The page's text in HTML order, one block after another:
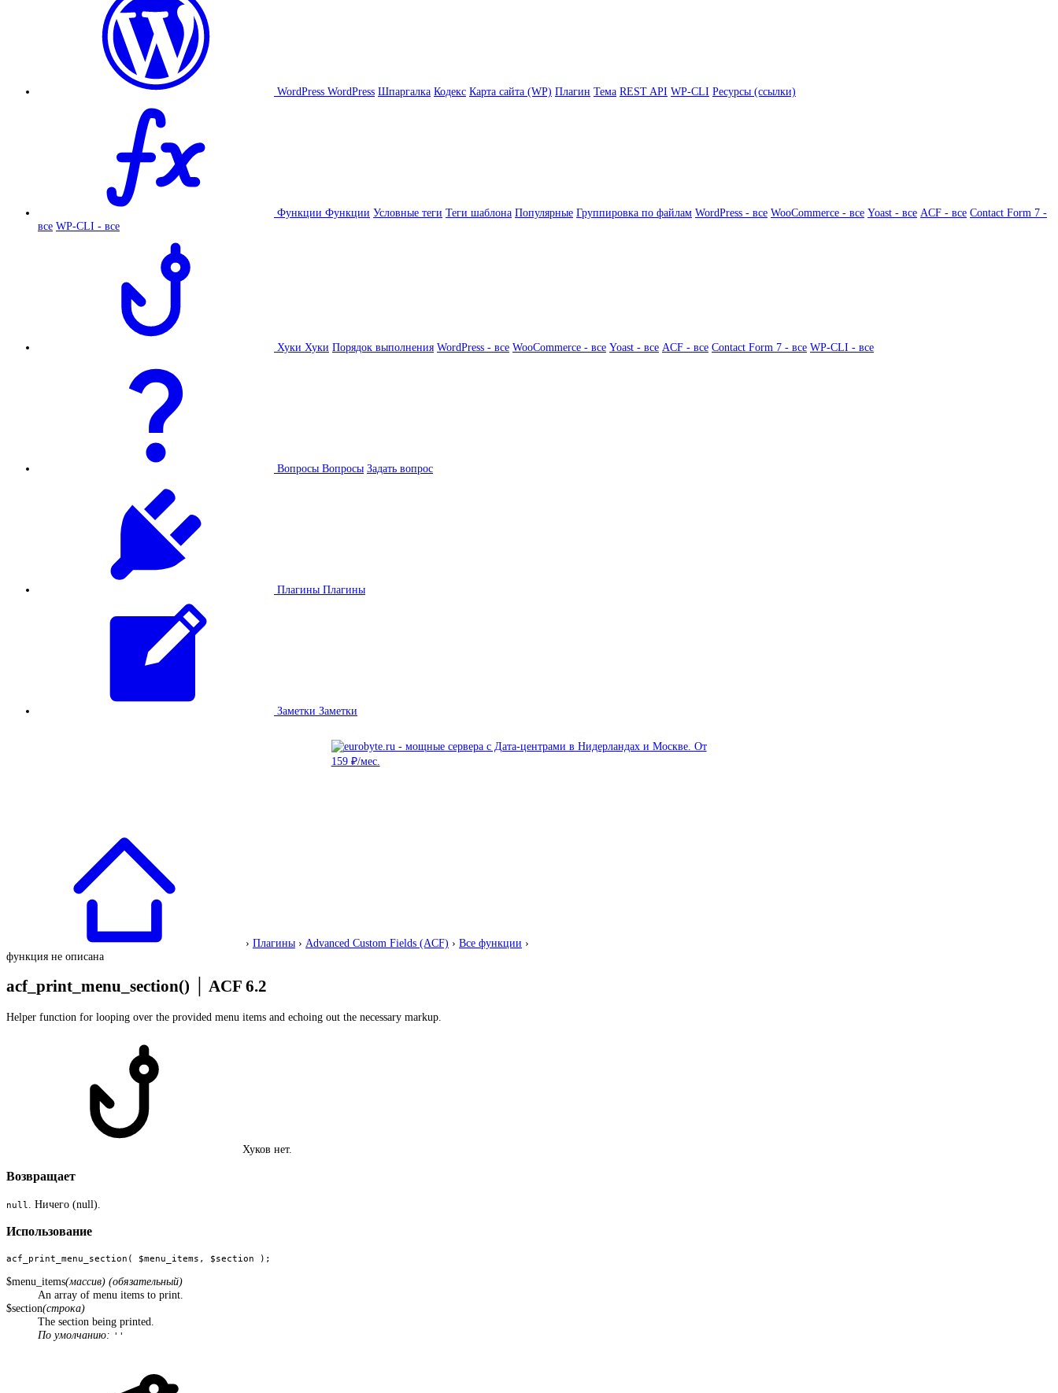
WordPress WordPress Шпаргалка Кодекс Карта сайта (WP) Плагин Тема REST API WP-CLI Ресурсы (ссылки)
Функции Функции Условные теги Теги шаблона Популярные Группировка по файлам WordPress - все WooCommerce - все Yoast - все ACF - все Contact Form 7 -
все WP-CLI - все
Хуки Хуки Порядок выполнения WordPress - все WooCommerce - все Yoast - все ACF - все Contact Form 7 - все WP-CLI - все
Вопросы Вопросы Задать вопрос
Плагины Плагины
Заметки Заметки
› Плагины › Advanced Custom Fields (ACF) › Все функции ›
функция не описана
acf_print_menu_section() ACF 6.2
Helper function for looping over the provided menu items and echoing out the necessary markup.
Хуков нет.
Возвращает
null . Ничего (null).
Использование
acf_print_menu_section( $menu_items, $section );
$menu_items(массив) (обязательный)
An array of menu items to print.
$section(строка)
The section being printed.
По умолчанию: ''